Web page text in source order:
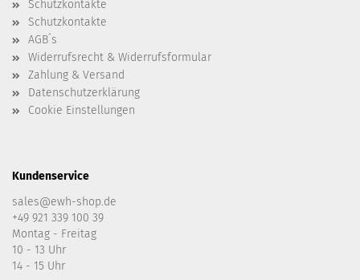
Schutzkontakte
Schutzkontakte
AGB´s
Widerrufsrecht & Widerrufsformular
Zahlung & Versand
Datenschutzerklärung
Cookie Einstellungen
Kundenservice
sales@ewh-shop.de
+49 921 339 100 39
Montag - Freitag
10 - 13 Uhr
14 - 15 Uhr